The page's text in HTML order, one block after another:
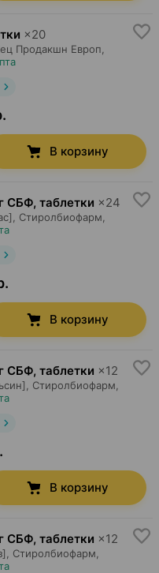
×20
Продакшн Европ
В корзину
СБФ, таблетки ×24
Стиролбиофарм
В корзину
СБФ, таблетки ×12
Стиролбиофарм
В корзину
СБФ, таблетки ×12
Стиролбиофарм